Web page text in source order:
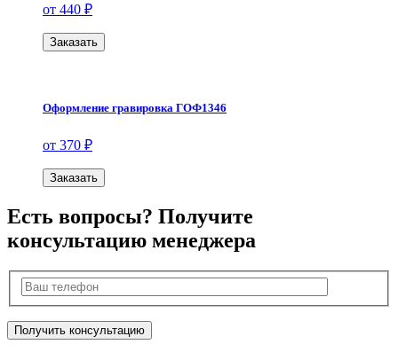
от 440 ₽
Заказать
Оформление гравировка ГОФ1346
от 370 ₽
Заказать
Есть вопросы? Получите
консультацию менеджера